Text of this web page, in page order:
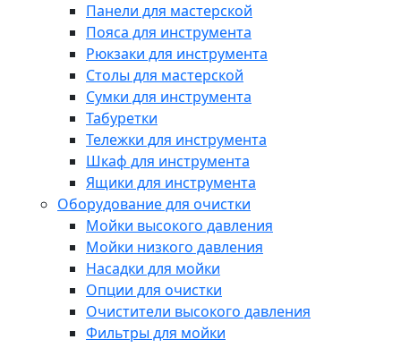
Панели для мастерской
Пояса для инструмента
Рюкзаки для инструмента
Столы для мастерской
Сумки для инструмента
Табуретки
Тележки для инструмента
Шкаф для инструмента
Ящики для инструмента
Оборудование для очистки
Мойки высокого давления
Мойки низкого давления
Насадки для мойки
Опции для очистки
Очистители высокого давления
Фильтры для мойки